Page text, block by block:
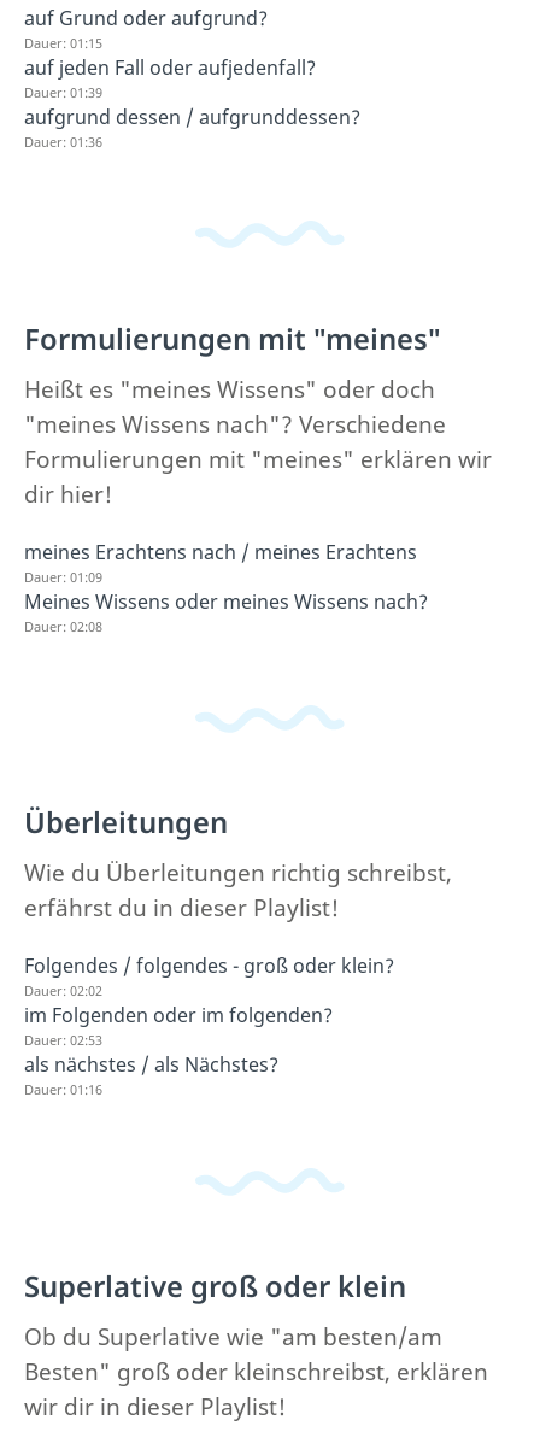
auf Grund oder aufgrund?
Dauer: 01:15
auf jeden Fall oder aufjedenfall?
Dauer: 01:39
aufgrund dessen / aufgrunddessen?
Dauer: 01:36
Formulierungen mit "meines"
Heißt es "meines Wissens" oder doch
"meines Wissens nach"? Verschiedene
Formulierungen mit "meines" erklären wir
dir hier!
meines Erachtens nach / meines Erachtens
Dauer: 01:09
Meines Wissens oder meines Wissens nach?
Dauer: 02:08
Überleitungen
Wie du Überleitungen richtig schreibst,
erfährst du in dieser Playlist!
Folgendes / folgendes - groß oder klein?
Dauer: 02:02
im Folgenden oder im folgenden?
Dauer: 02:53
als nächstes / als Nächstes?
Dauer: 01:16
Superlative groß oder klein
Ob du Superlative wie "am besten/am
Besten" groß oder kleinschreibst, erklären
wir dir in dieser Playlist!